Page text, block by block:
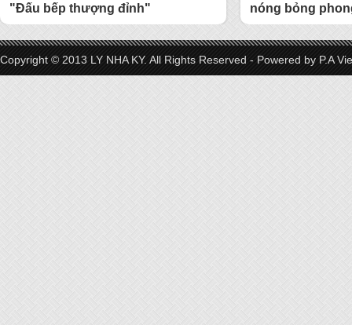
"Đấu bếp thượng đỉnh"
nóng bỏng
Copyright © 2013 LY NHA KY. All Rights Reserved - Powered by P.A